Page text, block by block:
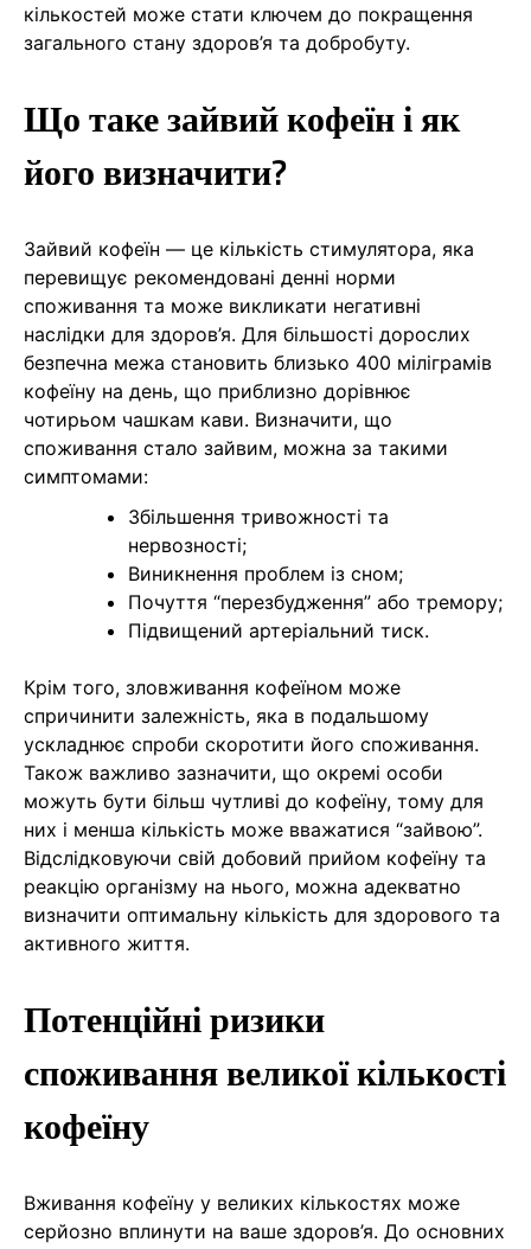
кількостей може стати ключем до покращення
загального стану здоров’я та добробуту.
Що таке зайвий кофеїн і як
його визначити?
Зайвий кофеїн — це кількість стимулятора, яка
перевищує рекомендовані денні норми
споживання та може викликати негативні
наслідки для здоров’я. Для більшості дорослих
безпечна межа становить близько 400 міліграмів
кофеїну на день, що приблизно дорівнює
чотирьом чашкам кави. Визначити, що
споживання стало зайвим, можна за такими
симптомами:
Збільшення тривожності та
нервозності;
Виникнення проблем із сном;
Почуття “перезбудження” або тремору;
Підвищений артеріальний тиск.
Крім того, зловживання кофеїном може
спричинити залежність, яка в подальшому
ускладнює спроби скоротити його споживання.
Також важливо зазначити, що окремі особи
можуть бути більш чутливі до кофеїну, тому для
них і менша кількість може вважатися “зайвою”.
Відслідковуючи свій добовий прийом кофеїну та
реакцію організму на нього, можна адекватно
визначити оптимальну кількість для здорового та
активного життя.
Потенційні ризики
споживання великої кількості
кофеїну
Вживання кофеїну у великих кількостях може
серйозно вплинути на ваше здоров’я. До основних